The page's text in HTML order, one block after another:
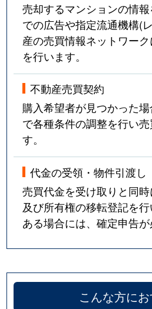
売却するマンションの情
での広告や指定流通機構(
産の売買情報ネットワー
を行います。
不動産売買契約
購入希望者が見つかった
で各種条件の調整を行い
す。
代金の受領・物件引渡し
売買代金を受け取りと同
及び所有権の移転登記を
ある場合には、確定申告が
こんな方に